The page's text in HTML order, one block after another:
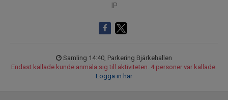
IP
Samling 14:40, Parkering Bjärkehallen
Endast kallade kunde anmäla sig till aktiviteten. 4 personer var kallade.
Logga in här